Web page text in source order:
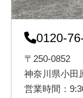
0120-
〒250-0852
神奈川県小田
営業時間：